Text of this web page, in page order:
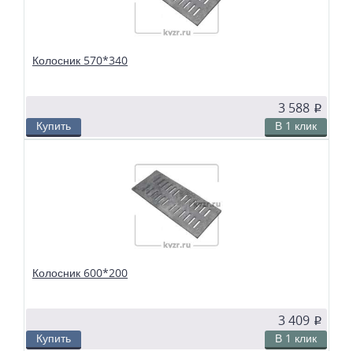
Колосник 570*340
3 588 p
Купить В 1 клик
Колосники чугунные 570*340 применяются в слоевых топках
твердотопливных водогрейных и паровых котлов. Чтобы поддерживать в
топке устойчивый слой горящего топлива, дров, угля или брикетов, из
колосников собираются колосниковые решетки.
Колосник 600*200
3 409 p
Купить В 1 клик